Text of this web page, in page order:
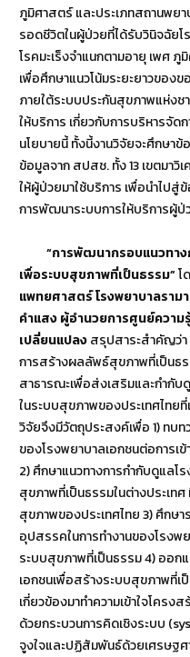
ภูมิศาสตร์ และประเภทสถานพย
รอดชีวิตในผู้ป่วยที่ได้รับวินิจฉัยโ
โรคมะเร็งจำแนกตามอายุ เพศ
เพื่อศึกษาแนวโน้มระยะยาวของ
ภายใต้ระบบประกันสุขภาพแห่ง
ให้บริการ เกี่ยวกับการบริหารจัด
นโยบายนี้ ทั้งนี้งานวิจัยจะศึกษา
ข้อมูลจาก สปสช. ทั้ง 13 เขตมา
ให้ผู้ป่วยมาใช้บริการ เพื่อนำไปสู่
การพัฒนาระบบการให้บริการผู้ป่
“การพัฒนากรอบแนวทา
เพื่อระบบสุขภาพที่เป็นธรรม”โ
แพทยศาสตร์ โรงพยาบาลรา
คำแสง ผู้อำนวยการศูนย์ความ
เปลี่ยนแปลงสรุปสาระสำคัญว่า
การสร้างผลลัพธ์สุขภาพที่เป็นธร
สาธารณะเพื่อส่งเสริมและกำกับ
ในระบบสุขภาพของประเทศไทย
วิจัยจึงมีวัตถุประสงค์เพื่อ 1) ทบท
ของโรงพยาบาลเอกชนต่อการเ
2) ศึกษาแนวทางการกำกับดูแลโ
สุขภาพที่เป็นธรรมในต่างประเท
สุขภาพของประเทศไทย 3) ศึกษ
อุปสรรคในการทำงานของโรงพ
ระบบสุขภาพที่เป็นธรรม 4) ออก
เอกชนเพื่อสร้างระบบสุขภาพที่
เกี่ยวข้องมาทำความเข้าใจโคร
ด้วยกระบวนการคิดเชิงระบบ
จูงใจและปฏิสัมพันธ์ด้วยเศรษฐ